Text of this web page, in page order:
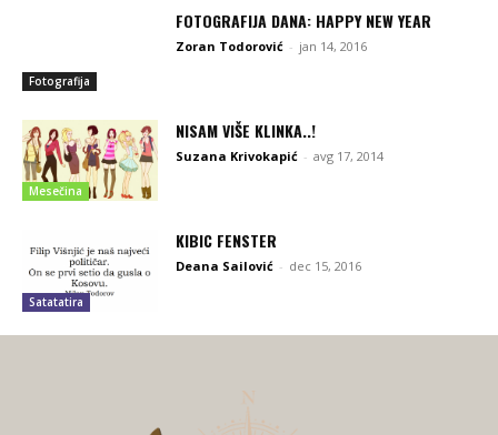
Fotografija
FOTOGRAFIJA DANA: HAPPY NEW YEAR
Zoran Todorović - jan 14, 2016
Mesečina
NISAM VIŠE KLINKA..!
Suzana Krivokapić - avg 17, 2014
Satatatira
KIBIC FENSTER
Deana Sailović - dec 15, 2016